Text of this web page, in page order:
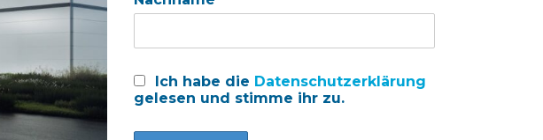
Ich habe die Datenschutzerklärung
gelesen und stimme ihr zu.